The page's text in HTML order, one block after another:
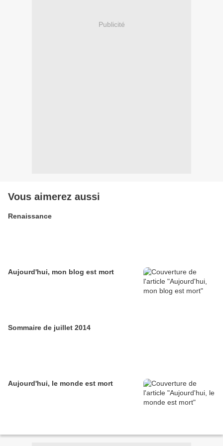
Publicité
Vous aimerez aussi
Renaissance
Aujourd'hui, mon blog est mort
Sommaire de juillet 2014
Aujourd'hui, le monde est mort